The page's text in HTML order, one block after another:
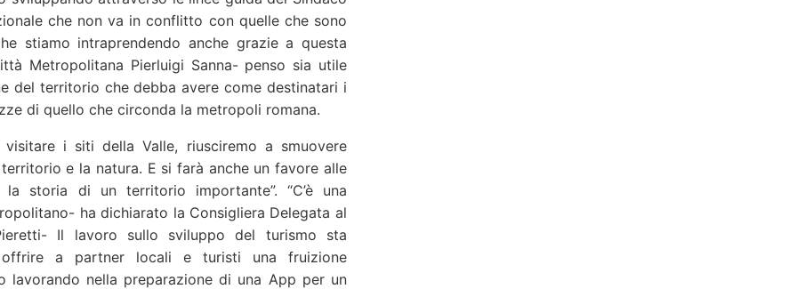
che non va in conflitto con quelle che sono
stiamo intraprendendo anche grazie a questa
Metropolitana Pierluigi Sanna- penso sia utile
del territorio che debba avere come destinatari i
di quello che circonda la metropoli romana.
i siti della Valle, riusciremo a smuovere
e la natura. E si farà anche un favore alle
storia di un territorio importante”. “C’è una
ha dichiarato la Consigliera Delegata al
Il lavoro sullo sviluppo del turismo sta
a partner locali e turisti una fruizione
lavorando nella preparazione di una App per un